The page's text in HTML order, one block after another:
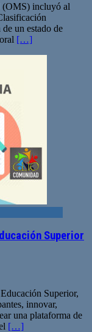
(OMS) incluyó al
un estado de
[…]
Superior
Superior,
innovar,
una plataforma de
[…]